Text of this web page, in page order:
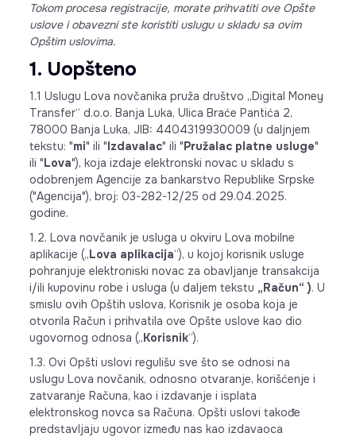
Tokom procesa registracije, morate prihvatiti ove Opšte
uslove i obavezni ste koristiti uslugu u skladu sa ovim
Opštim uslovima.
1. Uopšteno
1.1 Uslugu Lova novčanika pruža društvo „Digital Money
Transfer“ d.o.o. Banja Luka, Ulica Braće Pantića 2,
78000 Banja Luka, JIB: 4404319930009 (u daljnjem
tekstu: "mi" ili "Izdavalac" ili "Pružalac platne usluge"
ili "Lova"), koja izdaje elektronski novac u skladu s
odobrenjem Agencije za bankarstvo Republike Srpske
("Agencija"), broj: 03-282-12/25 od 29.04.2025.
godine.
1.2. Lova novčanik je usluga u okviru Lova mobilne
aplikacije („Lova aplikacija“), u kojoj korisnik usluge
pohranjuje elektroniski novac za obavljanje transakcija
i/ili kupovinu robe i usluga (u daljem tekstu „Račun“ ). U
smislu ovih Opštih uslova, Korisnik je osoba koja je
otvorila Račun i prihvatila ove Opšte uslove kao dio
ugovornog odnosa („Korisnik“).
1.3. Ovi Opšti uslovi regulišu sve što se odnosi na
uslugu Lova novčanik, odnosno otvaranje, korišćenje i
zatvaranje Računa, kao i izdavanje i isplata
elektronskog novca sa Računa. Opšti uslovi takođe
predstavljaju ugovor između nas kao izdavaoca